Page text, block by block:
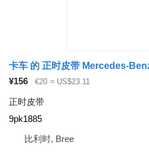
¥156 €20 ≈ US$23.11
正时皮带
9pk1885
比利时, Bree